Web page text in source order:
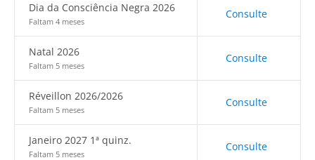
Dia da Consciência Negra 2026
Faltam 4 meses
Consulte
Natal 2026
Faltam 5 meses
Consulte
Réveillon 2026/2026
Faltam 5 meses
Consulte
Janeiro 2027 1ª quinz.
Faltam 5 meses
Consulte